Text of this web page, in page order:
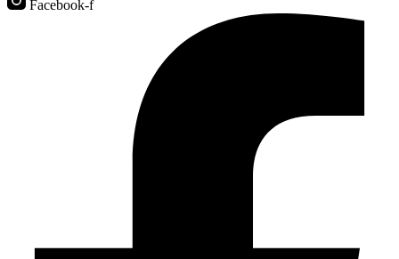
Facebook-f